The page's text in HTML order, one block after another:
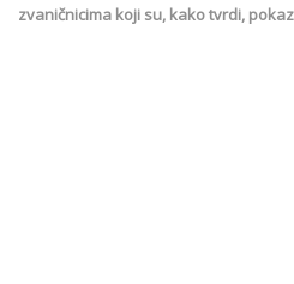
zvaničnicima koji su, kako tvrdi,